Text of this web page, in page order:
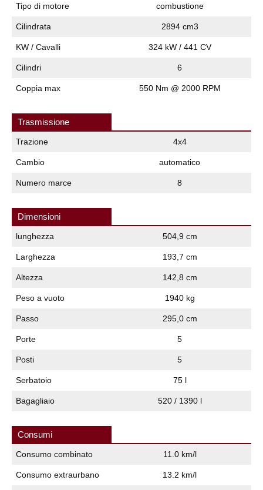
Tipo di motore combustione
Cilindrata 2894 cm3
KW / Cavalli 324 kW / 441 CV
Cilindri 6
Coppia max 550 Nm @ 2000 RPM
Trasmissione
Trazione 4x4
Cambio automatico
Numero marce 8
Dimensioni
lunghezza 504,9 cm
Larghezza 193,7 cm
Altezza 142,8 cm
Peso a vuoto 1940 kg
Passo 295,0 cm
Porte 5
Posti 5
Serbatoio 75 l
Bagagliaio 520 / 1390 l
Consumi
Consumo combinato 11.0 km/l
Consumo extraurbano 13.2 km/l